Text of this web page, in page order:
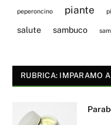
peperoncino piante
salute sambuco
RUBRICA: IMPARAMO